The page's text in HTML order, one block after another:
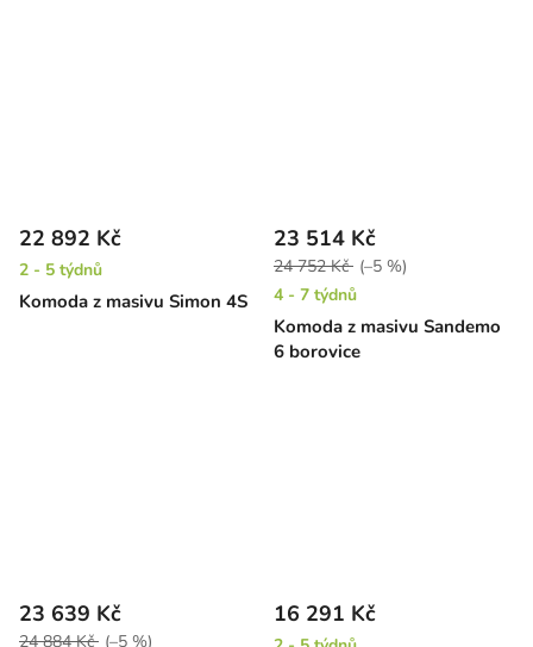
Komoda z masivu Simon 4S
22 892 Kč
2 - 5 týdnů
Komoda z masivu Sandemo
6 borovice
23 514 Kč
24 752 Kč (–5 %)
4 - 7 týdnů
23 639 Kč
24 884 Kč (–5 %)
16 291 Kč